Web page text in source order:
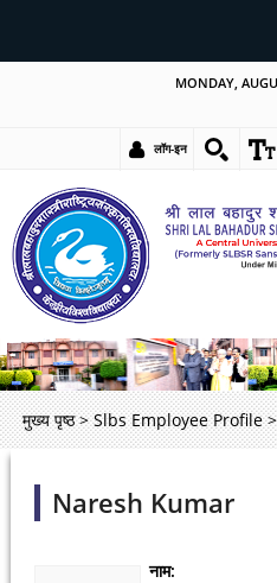
MONDAY,
लॉग-इन
मुख्य पृष्ठ > Slbs Employee Profile >
Naresh Kumar
नाम: